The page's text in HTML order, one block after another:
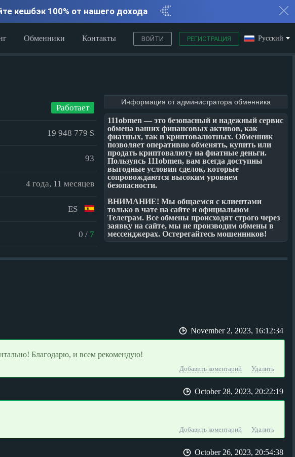
кешбэк 100% от нашего дохода
Русский
Обменники Контакты ВОЙТИ РЕГИСТРАЦИЯ
Работает
19 948 779 $
93
4 года, 11 месяцев
ES
0 / 7
Информация от администратора обменника
111obmen — это безопасный и надежный сервис
обмена ваших финансовых активов, как
фиатных, так и криптовалютных. Обменник
позволяет оперативно обменять, купить или
продать криптовалюту на фиатные деньги.
Пользуясь 111obmen, вам всегда доступны
выгодные условия сделок, которые
сопровождаются высоким уровнем
безопасности.
ВНИМАНИЕ! Мы общаемся с клиентами
только в чате на сайте и официальном
Телеграм. Все обмены происходят строго через
заявку на сайте, мы не производим обмены в
мессенджерах. Остерегайтесь мошенников!
November 2, 2023, 16:12:34
Благодарю, и всем рекомендую!
Добавить коментарий Удалить
October 28, 2023, 20:22:19
Добавить коментарий Удалить
October 26, 2023, 20:54:38